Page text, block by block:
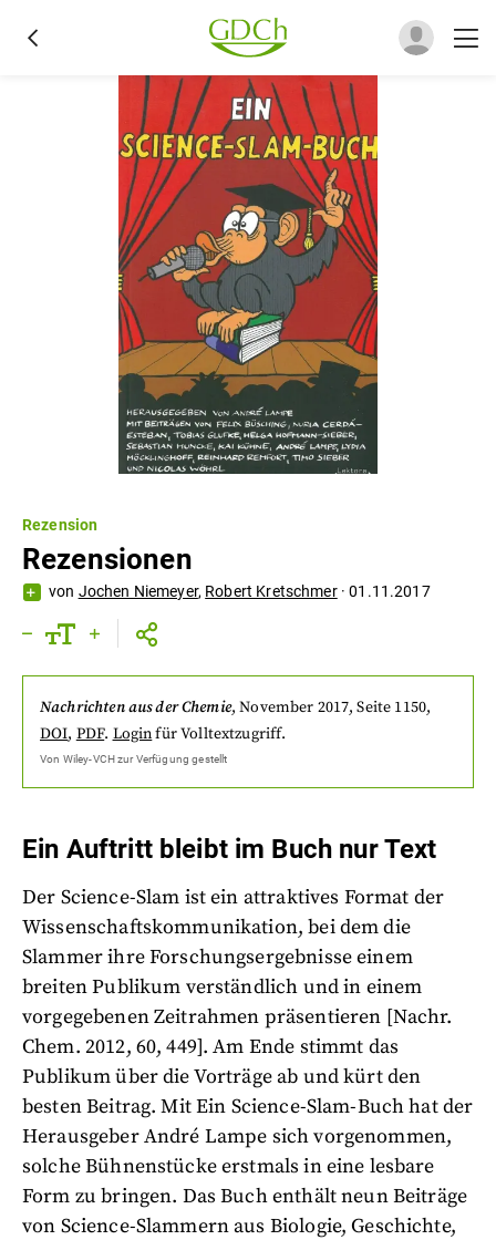
Rezension
Rezensionen
von Jochen Niemeyer, Robert Kretschmer·01.11.2017
Nachrichten aus der Chemie,November 2017, Seite 1150,
DOI, PDF. Loginfür Volltextzugriff.
Von Wiley-VCHzur Verfügung gestellt
Ein Auftritt bleibt im Buch nur Text
Der Science-Slam ist ein attraktives Format der
Wissenschaftskommunikation, bei dem die
Slammer ihre Forschungsergebnisse einem
breiten Publikum verständlich und in einem
vorgegebenen Zeitrahmen präsentieren [Nachr.
Chem. 2012, 60, 449]. Am Ende stimmt das
Publikum über die Vorträge ab und kürt den
besten Beitrag. Mit Ein Science-Slam-Buch hat der
Herausgeber André Lampe sich vorgenommen,
solche Bühnenstücke erstmals in eine lesbare
Form zu bringen. Das Buch enthält neun Beiträge
von Science-Slammern aus Biologie, Geschichte,